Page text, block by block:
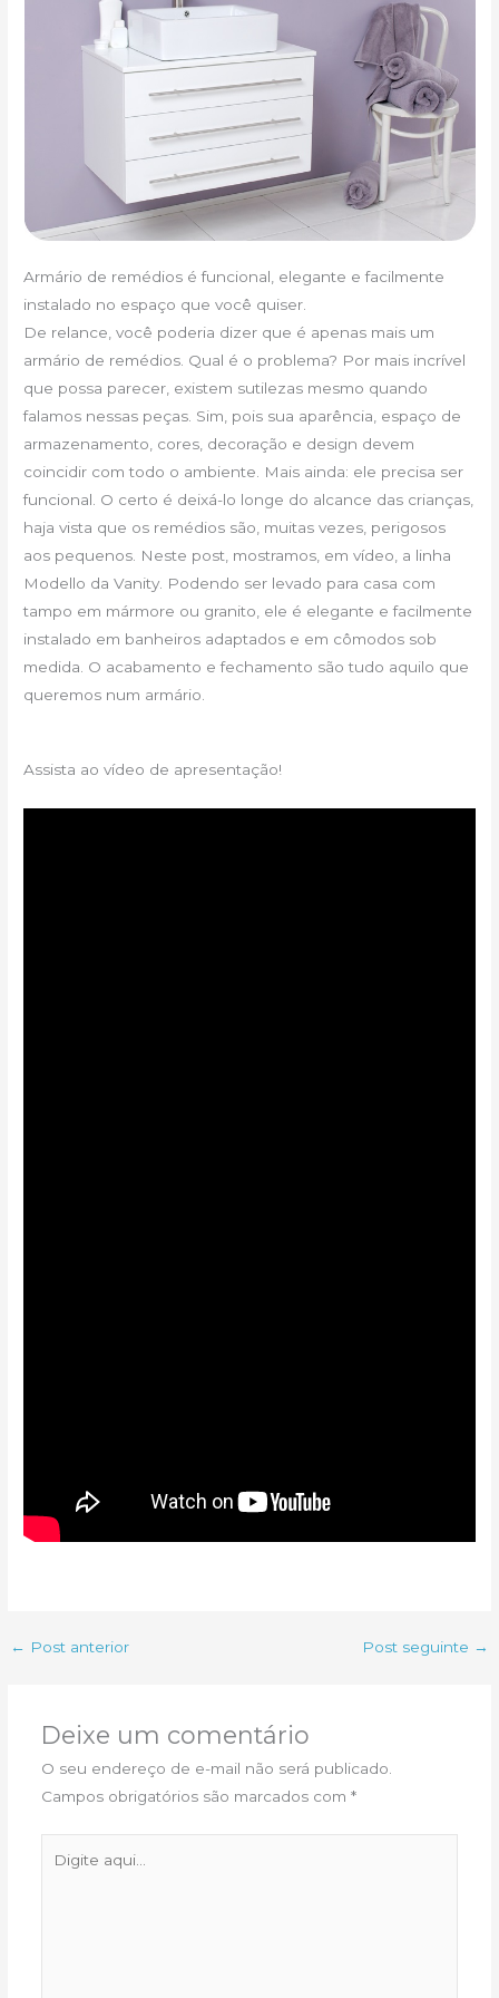
Armário de remédios é funcional, elegante e facilmente
instalado no espaço que você quiser.
De relance, você poderia dizer que é apenas mais um
armário de remédios. Qual é o problema? Por mais incrível
que possa parecer, existem sutilezas mesmo quando
falamos nessas peças. Sim, pois sua aparência, espaço de
armazenamento, cores, decoração e design devem
coincidir com todo o ambiente. Mais ainda: ele precisa ser
funcional. O certo é deixá-lo longe do alcance das crianças,
haja vista que os remédios são, muitas vezes, perigosos
aos pequenos. Neste post, mostramos, em vídeo, a linha
Modello da Vanity. Podendo ser levado para casa com
tampo em mármore ou granito, ele é elegante e facilmente
instalado em banheiros adaptados e em cômodos sob
medida. O acabamento e fechamento são tudo aquilo que
queremos num armário.
Assista ao vídeo de apresentação!
← Post anterior Post seguinte →
Deixe um comentário
O seu endereço de e-mail não será publicado.
Campos obrigatórios são marcados com *
aqui...